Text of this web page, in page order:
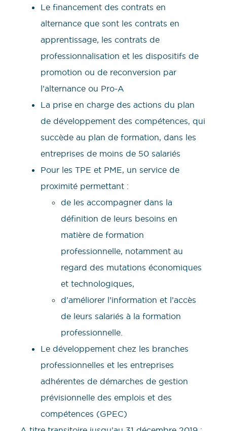
Le financement des contrats en
alternance que sont les contrats en
apprentissage, les contrats de
professionnalisation et les dispositifs de
promotion ou de reconversion par
l’alternance ou Pro-A
La prise en charge des actions du plan
de développement des compétences, qui
succède au plan de formation, dans les
entreprises de moins de 50 salariés
Pour les TPE et PME, un service de
proximité permettant :
de les accompagner dans la
définition de leurs besoins en
matière de formation
professionnelle, notamment au
regard des mutations économiques
et technologiques,
d’améliorer l’information et l’accès
de leurs salariés à la formation
professionnelle.
Le développement chez les branches
professionnelles et les entreprises
adhérentes de démarches de gestion
prévisionnelle des emplois et des
compétences (GPEC)